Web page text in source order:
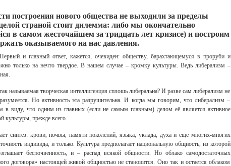
построения нового общества не выходили за пределы
страной стоит дилемма: либо мы окончательно
в самом жесточайшем за тридцать лет кризисе) и построим
оказываемого на нас давления.
и главный ответ, кажется, очевиден: обществу, барахтающемуся в проруби и
только на нечто твердое. В нашем случае – кромку культуры. Ведь либерализм –
называемая творческая интеллигенция сплошь либеральна? И разве сам либерализм не
Но активность эта разрушительна. И когда мы говорим, что либерализм –
в виду, что одним из главных (если не самым главным) делом её является активное
культуры, прежде всего.
синтез: крови, почвы, памяти поколений, языка, уклада, духа и еще многих-многих
индивида, и только. Культура предполагает национальную общность, из которой
беспочвенность, и – распад всякой общности. Но облако самодостаточных
договора» настоящей живой общностью не становится. Оно так и остается облаком